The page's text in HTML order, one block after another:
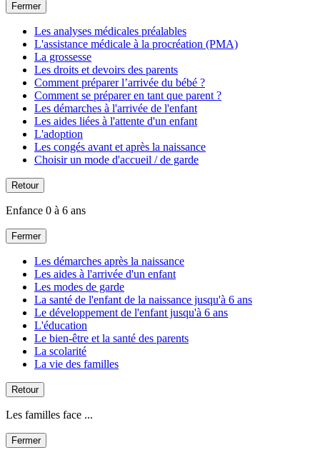
Fermer
Les analyses médicales préalables
L'assistance médicale à la procréation (PMA)
La grossesse
Les droits et devoirs des parents
Comment préparer l’arrivée du bébé ?
Comment se préparer en tant que parent ?
Les démarches à l'arrivée de l'enfant
Les aides liées à l'attente d'un enfant
L'adoption
Les congés avant et après la naissance
Choisir un mode d'accueil / de garde
Retour
Enfance 0 à 6 ans
Fermer
Les démarches après la naissance
Les aides à l'arrivée d'un enfant
Les modes de garde
La santé de l'enfant de la naissance jusqu'à 6 ans
Le développement de l'enfant jusqu'à 6 ans
L'éducation
Le bien-être et la santé des parents
La scolarité
La vie des familles
Retour
Les familles face ...
Fermer